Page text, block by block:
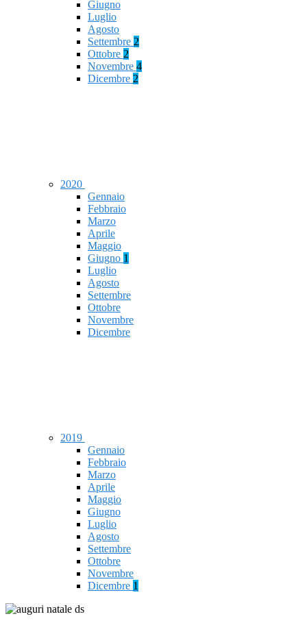
Giugno
Luglio
Agosto
Settembre 2
Ottobre 2
Novembre 4
Dicembre 2
2020
Gennaio
Febbraio
Marzo
Aprile
Maggio
Giugno 1
Luglio
Agosto
Settembre
Ottobre
Novembre
Dicembre
2019
Gennaio
Febbraio
Marzo
Aprile
Maggio
Giugno
Luglio
Agosto
Settembre
Ottobre
Novembre
Dicembre 1